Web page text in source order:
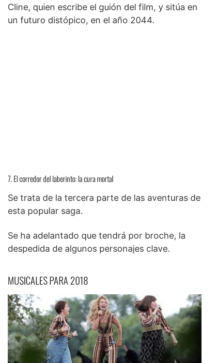
Cline, quien escribe el guión del film, y sitúa en
un futuro distópico, en el año 2044.
7. El corredor del laberinto: la cura mortal
Se trata de la tercera parte de las aventuras de
esta popular saga.
Se ha adelantado que tendrá por broche, la
despedida de algunos personajes clave.
MUSICALES PARA 2018